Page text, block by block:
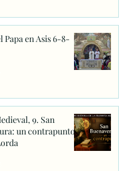
Papa en Asis 6-8-
9. San
un contrapunto.